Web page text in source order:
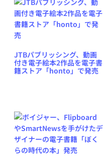
JTBパブリッシング、動画
付き電子絵本2作品を電子書
籍ストア「honto」で発売